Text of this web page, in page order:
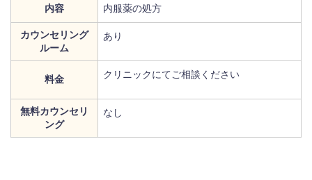
内容 内服薬の処方
カウンセリング
ルーム
あり
料金 クリニックにてご相談ください
無料カウンセリ
ング
なし